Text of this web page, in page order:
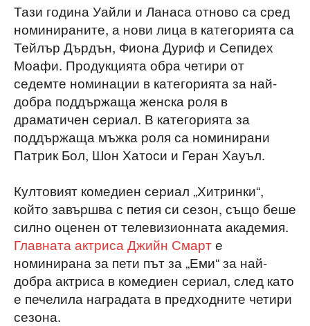
Тази година Уайли и Ланаса отново са сред
номинираните, а нови лица в категорията са
Тейлър Дърдън, Фиона Дуриф и Сепидех
Моафи. Продукцията обра четири от
седемте номинации в категорията за най-
добра поддържаща женска роля в
драматичен сериал. В категорията за
поддържаща мъжка роля са номинирани
Патрик Бол, Шон Хатоси и Геран Хауъл.
Култовият комедиен сериал „Хитринки“,
който завършва с петия си сезон, също беше
силно оценен от телевизионната академия.
Главната актриса Джийн Смарте
номинирана за пети път за „Еми“ за най-
добра актриса в комедиен сериал, след като
е печелила наградата в предходните четири
сезона.